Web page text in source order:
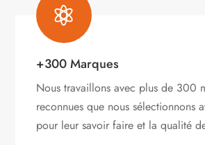

+300 Marques
Nous travaillons avec plus de 300
reconnues que nous sélectionnons
pour leur savoir faire et la qualité